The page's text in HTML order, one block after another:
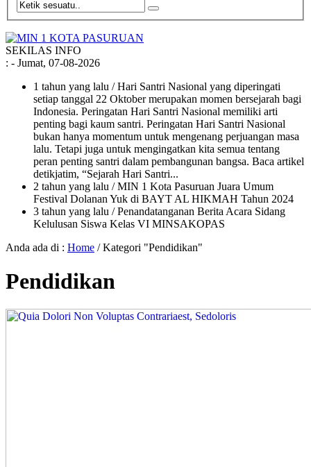
SEKILAS INFO
: - Jumat, 07-08-2026
1 tahun yang lalu / Hari Santri Nasional yang diperingati
setiap tanggal 22 Oktober merupakan momen bersejarah bagi
Indonesia. Peringatan Hari Santri Nasional memiliki arti
penting bagi kaum santri. Peringatan Hari Santri Nasional
bukan hanya momentum untuk mengenang perjuangan masa
lalu. Tetapi juga untuk mengingatkan kita semua tentang
peran penting santri dalam pembangunan bangsa. Baca artikel
detikjatim, “Sejarah Hari Santri...
2 tahun yang lalu / MIN 1 Kota Pasuruan Juara Umum
Festival Dolanan Yuk di BAYT AL HIKMAH Tahun 2024
3 tahun yang lalu / Penandatanganan Berita Acara Sidang
Kelulusan Siswa Kelas VI MINSAKOPAS
Anda ada di : Home /Kategori "Pendidikan"
Pendidikan